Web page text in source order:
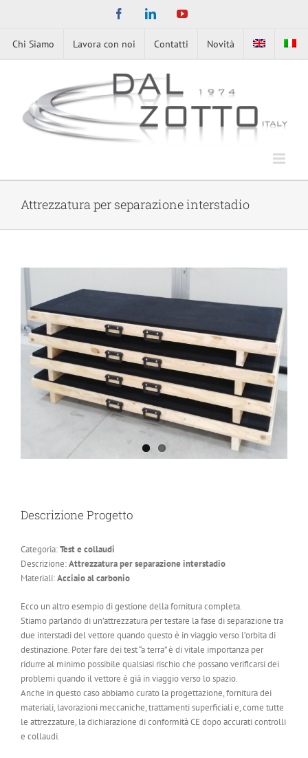
FacebookLinkedInYouTube
Chi Siamo Lavora con noi Contatti Novità
Attrezzatura per separazione interstadio
Image
Descrizione Progetto
Categoria:Test e collaudi
Descrizione:Attrezzatura per separazione interstadio
Materiali:Acciaio al carbonio
Ecco un altro esempio di gestione della fornitura completa.
Stiamo parlando di un’attrezzatura per testare la fase di separazione tra
due interstadi del vettore quando questo è in viaggio verso l’orbita di
destinazione. Poter fare dei test “a terra” è di vitale importanza per
ridurre al minimo possibile qualsiasi rischio che possano verificarsi dei
problemi quando il vettore è già in viaggio verso lo spazio.
Anche in questo caso abbiamo curato la progettazione, fornitura dei
materiali, lavorazioni meccaniche, trattamenti superficiali e, come tutte
le attrezzature, la dichiarazione di conformità CE dopo accurati controlli
e collaudi.